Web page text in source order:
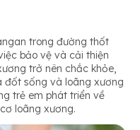
trong đường thốt
bảo vệ và cải thiện
trở nên chắc khỏe,
đốt sống và loãng xương
trẻ em phát triển về
loãng xương.